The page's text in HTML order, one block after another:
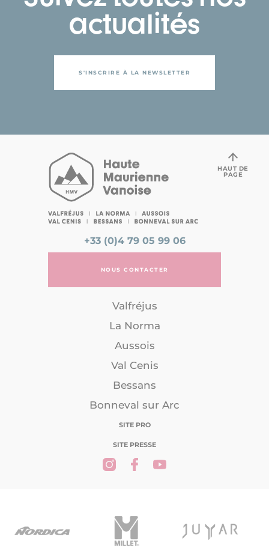
actualités
S'INSCRIRE À LA NEWSLETTER
+33 (0)4 79 05 99 06
NOUS CONTACTER
Valfréjus
La Norma
Aussois
Val Cenis
Bessans
Bonneval sur Arc
SITE PRO
SITE PRESSE
HAUT DE
PAGE